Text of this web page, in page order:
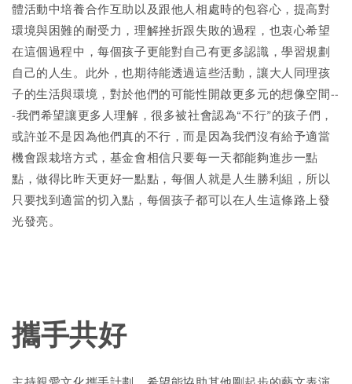
體活動中培養合作互助以及跟他人相處時的包容心，提高對
環境與困難的耐受力，理解挫折跟失敗的過程，也衷心希望
在這個過程中，每個孩子更能對自己有更多認識，學習規劃
自己的人生。此外，也期待能透過這些活動，讓大人同理孩
子的生活與環境，對於他們的可能性開啟更多元的想像空間--
-我們希望讓更多人理解，很多被社會認為“不行”的孩子們，
或許並不是因為他們真的不行，而是因為我們沒有給予適當
機會跟栽培方式，基金會相信只要每一天都能夠進步一點
點，做得比昨天更好一點點，每個人就是人生勝利組，所以
只要找到適當的切入點，每個孩子都可以在人生這條路上發
光發亮。
攜手共好